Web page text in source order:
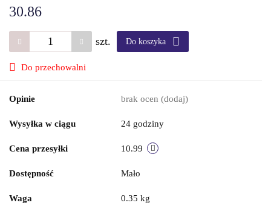
30.86
szt. Do koszyka
Do przechowalni
Opinie brak ocen (dodaj)
Wysyłka w ciągu 24 godziny
Cena przesyłki 10.99
Dostępność Mało
Waga 0.35 kg